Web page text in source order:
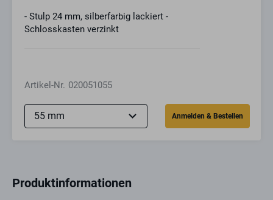
- Stulp 24 mm, silberfarbig lackiert -
Schlosskasten verzinkt
Artikel-Nr. 020051055
Produktinformationen